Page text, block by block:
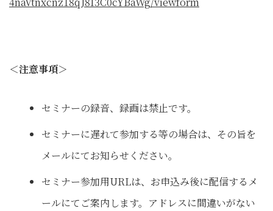
＜注意事項＞
セミナーの録音、録画は禁止です。
セミナーに遅れて参加する等の場合は、その旨を
メールにてお知らせください。
セミナー参加用URLは、お申込み後に配信するメ
ールにてご案内します。アドレスに間違いがない